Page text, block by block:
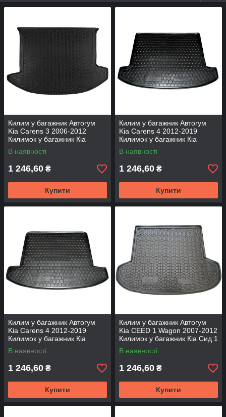
Килим у багажник Автогум
Kia Carens 3 2006-2012
Килимок у багажник Кіа
Каренс 3 5 мест Автокилимок
на Кіа
В наявності
1 246,60 ₴
Купити
Килим у багажник Автогум
Kia Carens 4 2012-2019
Килимок у багажник Кіа
Каренс 4 5 мест Авто
килимок на Кіа
В наявності
1 246,60 ₴
Купити
Килим у багажник Автогум
Kia Carens 4 2012-2019
Килимок у багажник Кіа
Каренс 4 7 мест Авто
килимок на Кіа
В наявності
1 246,60 ₴
Купити
Килим у багажник Автогум
Kia CEED 1 Wagon 2007-2012
Килимок у багажник Кіа Сид 1
вагон універсал Авто килимок
на Кіа
В наявності
1 246,60 ₴
Купити